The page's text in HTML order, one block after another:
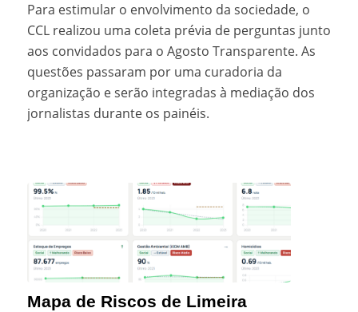
Para estimular o envolvimento da sociedade, o
CCL realizou uma coleta prévia de perguntas junto
aos convidados para o Agosto Transparente. As
questões passaram por uma curadoria da
organização e serão integradas à mediação dos
jornalistas durante os painéis.
Mapa de Riscos de Limeira